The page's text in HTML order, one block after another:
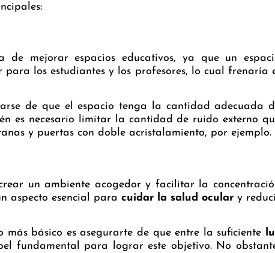
mejorar espacios educativos, ya que un
los estudiantes y los profesores, lo cual frenaría
de que el espacio tenga la cantidad adecuada
es necesario limitar la cantidad de ruido externo
y puertas con doble acristalamiento, por ejemplo.
un ambiente acogedor y facilitar la
aspecto esencial para cuidar la salud ocular y
básico es asegurarte de que entre la suficiente
fundamental para lograr este objetivo. No